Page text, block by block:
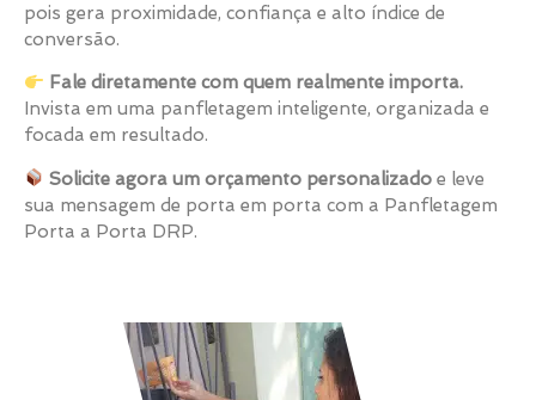
pois gera proximidade, confiança e alto índice de
conversão.
Fale diretamente com quem realmente importa.
Invista em uma panfletagem inteligente, organizada e
focada em resultado.
Solicite agora um orçamento personalizado e leve
sua mensagem de porta em porta com a Panfletagem
Porta a Porta DRP.